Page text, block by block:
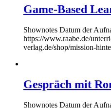
Game-Based
Shownotes Datum der
https://www.raabe.de/
verlag.de/shop/mission-
Gespräch mit
Shownotes Datum der